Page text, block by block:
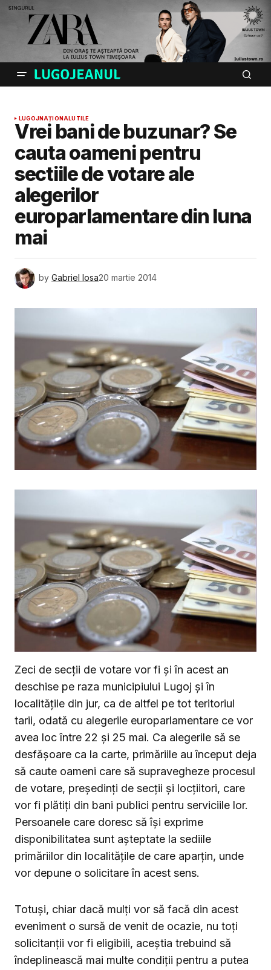
LUGOJNAȚIONALUTILE
Vrei bani de buzunar? Se
cauta oameni pentru
sectiile de votare ale
alegerilor
europarlamentare din luna
mai
by Gabriel Iosa20 martie 2014
Zeci de secții de votare vor fi și în acest an
deschise pe raza municipiului Lugoj și în
localitățile din jur, ca de altfel pe tot teritoriul
tarii, odată cu alegerile europarlamentare ce vor
avea loc între 22 și 25 mai. Ca alegerile să se
desfășoare ca la carte, primăriile au început deja
să caute oameni care să supravegheze procesul
de votare, președinți de secții și locțiitori, care
vor fi plătiți din bani publici pentru serviciile lor.
Persoanele care doresc să își exprime
disponibilitatea sunt așteptate la sediile
primăriilor din localitățile de care aparțin, unde
vor depune o solicitare în acest sens.
Totuși, chiar dacă mulți vor să facă din acest
eveniment o sursă de venit de ocazie, nu toți
solicitanții vor fi eligibili, aceștia trebuind să
îndeplinească mai multe condiții pentru a putea